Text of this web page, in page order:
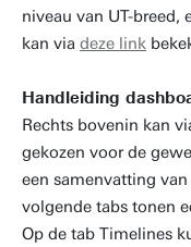
niveau van UT-breed,
kan via deze link
Handleiding
Rechts bovenin kan
gekozen voor de
een samenvatting
volgende tabs tonen
Op de tab Timelines